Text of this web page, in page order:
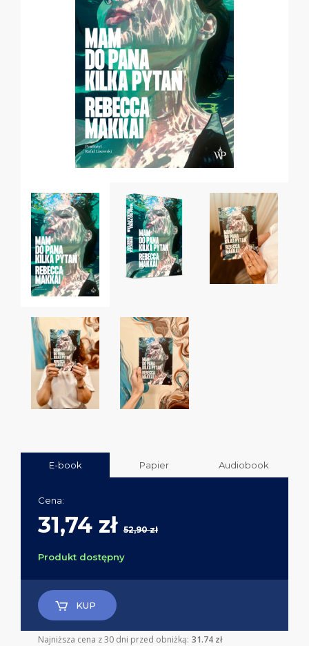
E-book Papier Audiobook
Cena:
31,74 zł 52,90 zł
Produkt dostępny
KUP
Najniższa cena z 30 dni przed obniżką: 31.74 zł